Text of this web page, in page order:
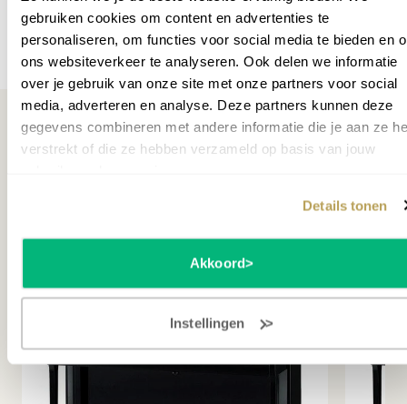
gebruiken cookies om content en advertenties te
personaliseren, om functies voor social media te bieden en
ons websiteverkeer te analyseren. Ook delen we informatie
over je gebruik van onze site met onze partners voor social
media, adverteren en analyse. Deze partners kunnen deze
gegevens combineren met andere informatie die je aan ze
verstrekt of die ze hebben verzameld op basis van jouw
Details tonen
Akkoord
Instellingen
toetsoppervlak zoals bij ivoor- en ebbenhout. Erg
duurzaam en slijtvast materiaal. Daarnaast is dit
toetsenbeleg antistatisch, zodat stof niet aangetrokken
wordt.
Klankverbetering door Tone
Spreader
(Tone Spreaders) geplaatst, zodat de klank en het
volume nog beter zijn. Kortom de K600 is een prachtige
piano die zowel in concertzalen als op conservatoria en op
leven!
Wil je het instrument zelf proberen?
Maak een afspraak
Gewicht
250
Breedte cm
153
Garantie leverancier
10 jaar
SKU
P040279
Meer specificaties